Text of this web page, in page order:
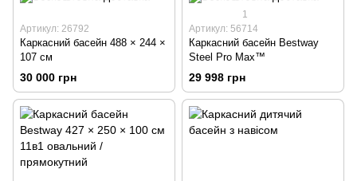
Артикул: 26792
Каркасний басейн 488 × 244 ×
107 см
30 000 грн
1
Артикул: 56714
Каркасний басейн Bestway
Steel Pro Max™
29 998 грн